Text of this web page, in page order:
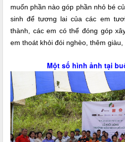
muốn phần nào góp phần nhỏ bé
sinh để tương lai của các em
thành, các em có thể đóng góp
em thoát khỏi đói nghèo, thêm giàu,
Một số hình ảnh tại